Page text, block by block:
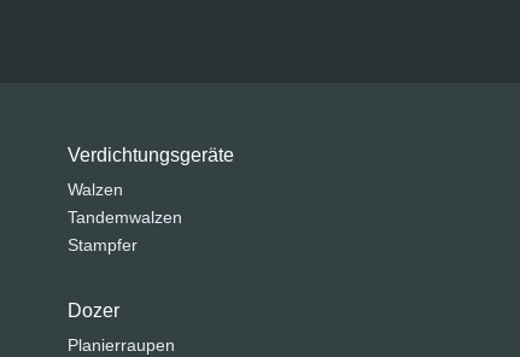
Verdichtungsgeräte
Walzen
Tandemwalzen
Stampfer
Dozer
Planierraupen